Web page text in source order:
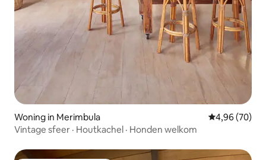
Woning in Merimbula Gemiddelde
4,96 (70)
Vintage sfeer · Houtkachel · Honden welkom